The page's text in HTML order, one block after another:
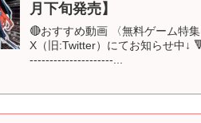
月下旬発売】
🔴おすすめ動画 〈無料ゲーム特
X（旧:Twitter）にてお知らせ中↓
---------------------...